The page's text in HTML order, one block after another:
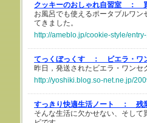
クッキーのおしゃれ自習室 ：
お風呂でも使えるポータブルワ
てきました。
http://ameblo.jp/cookie-style/
てっくぼっくす ：
ビエラ・ワ
昨日，発送されたビエラ・ワンセ
http://yoshiki.blog.so-net.ne.jp/
すっきり快適生活ノート ：
残
そんな生活に欠かせない、そし